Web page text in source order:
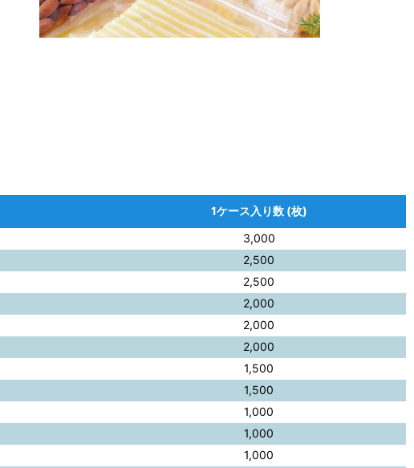
1ケース入り数 (枚)
3,000
2,500
2,500
2,000
2,000
2,000
1,500
1,500
1,000
1,000
1,000